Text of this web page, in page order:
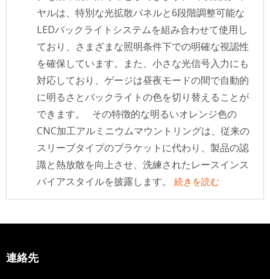
ヤルは、特別な光拡散パネルと6段階調整可能な
LEDバックライトシステムを組み合わせて使用し
ており、さまざまな照明条件下での明確な視認性
を確保しています。また、小さな光信号入力にも
対応しており、ゲージは昼夜モードの間で自動的
に明るさとバックライトの色を切り替えることが
できます。 その特徴的な明るいオレンジ色の
CNC加工アルミニウムマウントリングは、従来の
スリーブタイプのブラケットに代わり、製品の認
識と熱放散を向上させ、洗練されたレースインス
パイアスタイルを披露します。
続きを読む
連絡先